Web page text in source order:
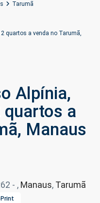
Tarumã
quartos a venda no Tarumã,
Alpínia,
a
Manaus
- , Manaus, Tarumã
Print